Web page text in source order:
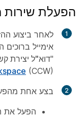
הפעלת שירות
אימייל
"דוא"ל יצירת
(CCW).
בצע אחת
הפעל את